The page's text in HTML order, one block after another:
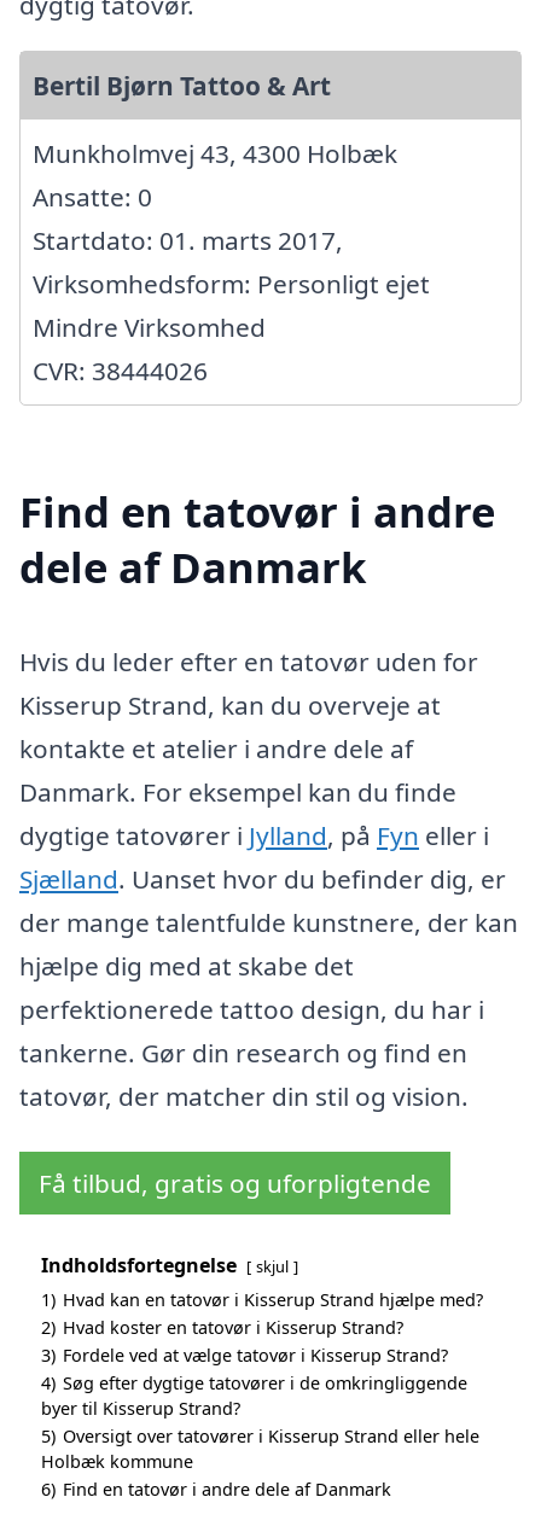
Bertil Bjørn Tattoo & Art
Munkholmvej 43, 4300 Holbæk
Ansatte: 0
Startdato: 01. marts 2017,
Virksomhedsform: Personligt ejet
Mindre Virksomhed
CVR: 38444026
Find en tatovør i andre
dele af Danmark
Hvis du leder efter en tatovør uden for
Kisserup Strand, kan du overveje at
kontakte et atelier i andre dele af
Danmark. For eksempel kan du finde
dygtige tatovører i Jylland, på Fyn eller i
Sjælland. Uanset hvor du befinder dig, er
der mange talentfulde kunstnere, der kan
hjælpe dig med at skabe det
perfektionerede tattoo design, du har i
tankerne. Gør din research og find en
tatovør, der matcher din stil og vision.
Få tilbud, gratis og uforpligtende
Indholdsfortegnelse skjul
1) Hvad kan en tatovør i Kisserup Strand hjælpe med?
2) Hvad koster en tatovør i Kisserup Strand?
3) Fordele ved at vælge tatovør i Kisserup Strand?
4) Søg efter dygtige tatovører i de omkringliggende
byer til Kisserup Strand?
5) Oversigt over tatovører i Kisserup Strand eller hele
Holbæk kommune
6) Find en tatovør i andre dele af Danmark